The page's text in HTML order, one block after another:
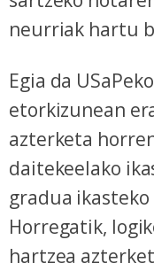
neurriak hartu
Egia da
etorkizunean
azterketa
daitekeelako
gradua
Horregatik,
hartzea